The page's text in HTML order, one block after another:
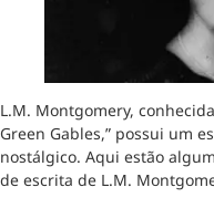
L.M. Montgomery,
Green Gables,” possui um
nostálgico. Aqui estão
de escrita de L.M.